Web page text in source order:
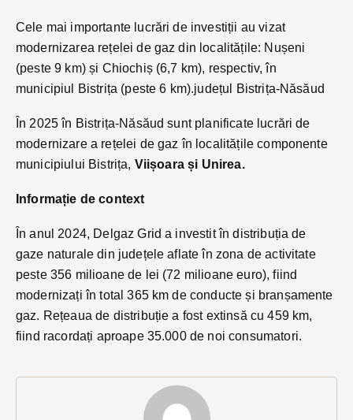
Cele mai importante lucrări de investiții au vizat
modernizarea rețelei de gaz din localitățile: Nușeni
(peste 9 km) și Chiochiș (6,7 km), respectiv, în
municipiul Bistrița (peste 6 km).județul Bistrița-Năsăud
În 2025 în Bistrița-Năsăud sunt planificate lucrări de
modernizare a rețelei de gaz în localitățile componente
municipiului Bistrița, Viișoara și Unirea.
Informație de context
În anul 2024, Delgaz Grid a investit în distribuția de
gaze naturale din județele aflate în zona de activitate
peste 356 milioane de lei (72 milioane euro), fiind
modernizați în total 365 km de conducte și branșamente
gaz. Rețeaua de distribuție a fost extinsă cu 459 km,
fiind racordați aproape 35.000 de noi consumatori.